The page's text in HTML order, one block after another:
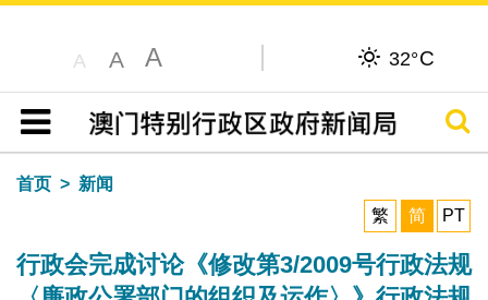
A A A 32°C
目录
搜寻
首页
新闻
繁
简 PT
行政会完成讨论《修改第3/2009号行政法规